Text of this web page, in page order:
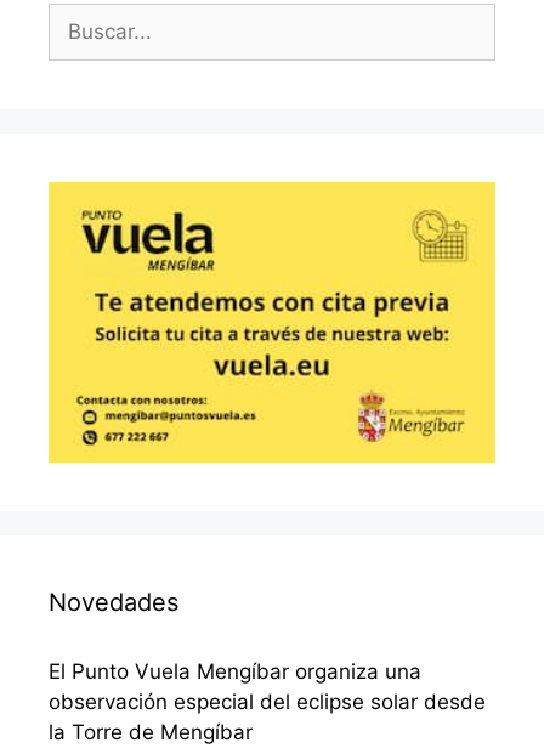
Buscar:
Novedades
El Punto Vuela Mengíbar organiza una
observación especial del eclipse solar desde
la Torre de Mengíbar